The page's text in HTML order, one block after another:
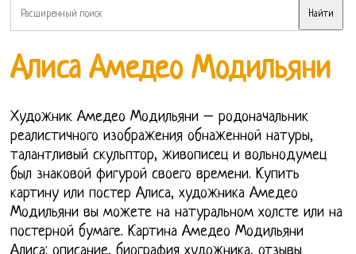
Алиса Амедео Модильяни
Художник Амедео Модильяни – родоначальник
реалистичного изображения обнаженной натуры,
талантливый скульптор, живописец и вольнодумец
был знаковой фигурой своего времени. Купить
картину или постер Алиса, художника Амедео
Модильяни вы можете на натуральном холсте или на
постерной бумаге. Картина Амедео Модильяни